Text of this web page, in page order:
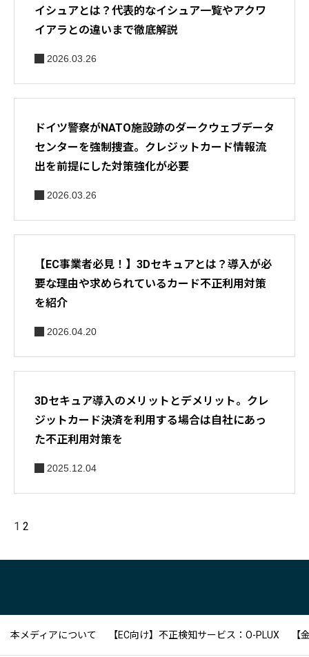
イシュアとは？代表的なイシュア一覧やアクワ
イアラとの違いまで徹底解説
2026.03.26
ドイツ警察がNATO施設跡のダークウェブデータ
センターを強制捜査。クレジットカード情報流
出を前提にした対策強化が必要
2026.03.26
【EC事業者必見！】3Dセキュアとは？導入が必
要な理由や求められているカード不正利用対策
を紹介
2026.04.20
3Dセキュア導入のメリットとデメリット。クレ
ジットカード決済を利用する場合は自社にあっ
た不正利用対策を
2025.12.04
1 2
本メディアについて 【EC向け】不正検知サービス：O-PLUX 【